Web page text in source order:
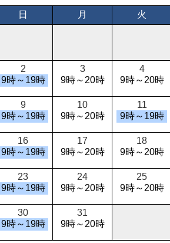
日 月 火
2
9時～19時
3
9時～20時
4
9時～20時
9
9時～19時
10
9時～20時
11
9時～19時
16
9時～19時
17
9時～20時
18
9時～20時
23
9時～19時
24
9時～20時
25
9時～20時
30
9時～19時
31
9時～20時